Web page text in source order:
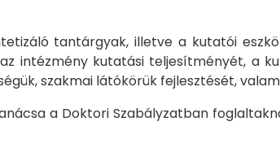
tantárgyak, illetve a kutatói
intézmény kutatási teljesítményét, a
szakmai látókörük fejlesztését,
a Doktori Szabályzatban